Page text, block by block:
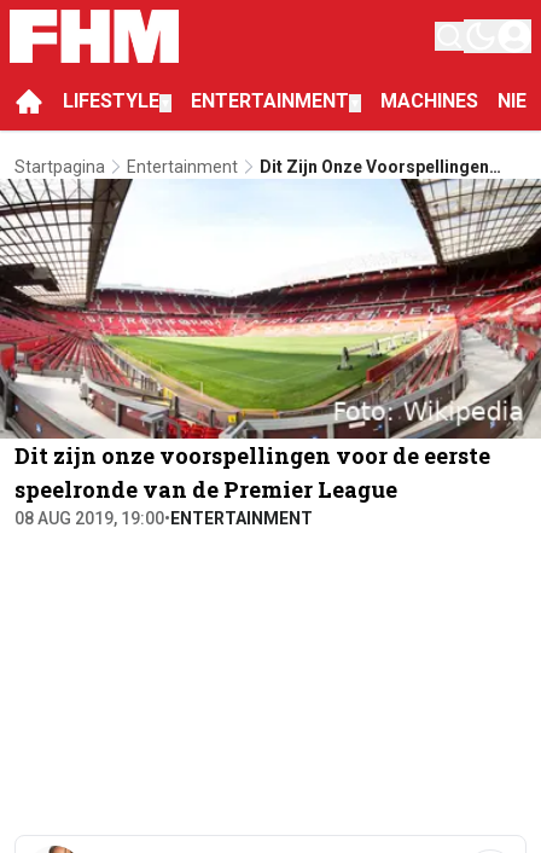
LIFESTYLE ENTERTAINMENT MACHINES
Startpagina Entertainment
Dit Zijn Onze Voorspellingen
Voor De Eerste Speelronde Van
Dit zijn onze voorspellingen voor de eerste
speelronde van de Premier League
08 AUG 2019, 19:00• ENTERTAINMENT